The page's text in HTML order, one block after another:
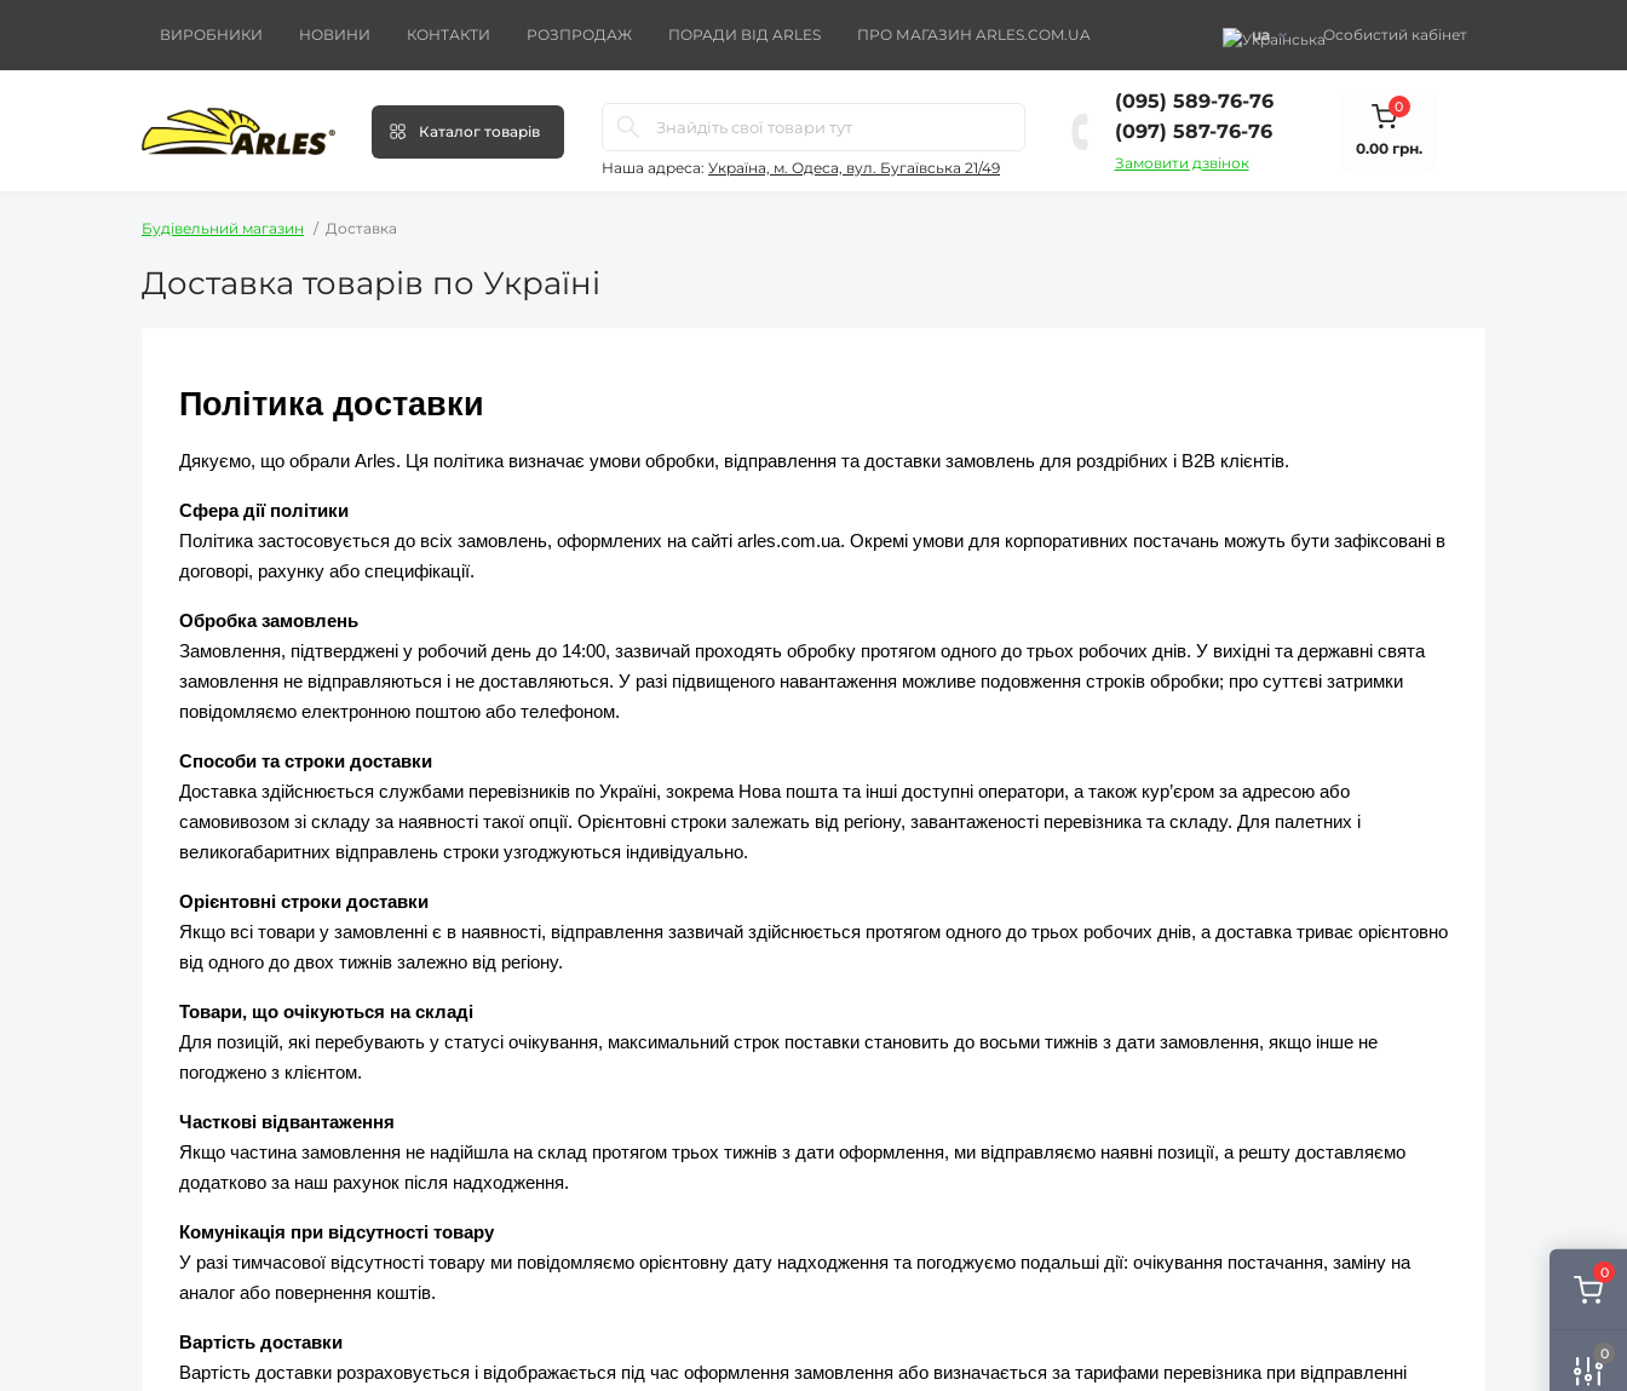
0
0
ВИРОБНИКИ НОВИНИ КОНТАКТИ РОЗПРОДАЖ ПОРАДИ ВІД ARLES ПРО МАГАЗИН ARLES.COM.UA ua Особистий кабінет
Каталог товарів
Наша адреса: Україна, м. Одеса, вул. Бугаївська 21/49
(095) 589-76-76
(097) 587-76-76
Замовити дзвінок
0
0.00 грн.
Будівельний магазин Доставка
Доставка товарів по Україні
Політика доставки
Дякуємо, що обрали Arles. Ця політика визначає умови обробки, відправлення та доставки замовлень для роздрібних і B2B клієнтів.
Сфера дії політики
Політика застосовується до всіх замовлень, оформлених на сайті arles.com.ua. Окремі умови для корпоративних постачань можуть бути зафіксовані в
договорі, рахунку або специфікації.
Обробка замовлень
Замовлення, підтверджені у робочий день до 14:00, зазвичай проходять обробку протягом одного до трьох робочих днів. У вихідні та державні свята
замовлення не відправляються і не доставляються. У разі підвищеного навантаження можливе подовження строків обробки; про суттєві затримки
повідомляємо електронною поштою або телефоном.
Способи та строки доставки
Доставка здійснюється службами перевізників по Україні, зокрема Нова пошта та інші доступні оператори, а також кур’єром за адресою або
самовивозом зі складу за наявності такої опції. Орієнтовні строки залежать від регіону, завантаженості перевізника та складу. Для палетних і
великогабаритних відправлень строки узгоджуються індивідуально.
Орієнтовні строки доставки
Якщо всі товари у замовленні є в наявності, відправлення зазвичай здійснюється протягом одного до трьох робочих днів, а доставка триває орієнтовно
від одного до двох тижнів залежно від регіону.
Товари, що очікуються на складі
Для позицій, які перебувають у статусі очікування, максимальний строк поставки становить до восьми тижнів з дати замовлення, якщо інше не
погоджено з клієнтом.
Часткові відвантаження
Якщо частина замовлення не надійшла на склад протягом трьох тижнів з дати оформлення, ми відправляємо наявні позиції, а решту доставляємо
додатково за наш рахунок після надходження.
Комунікація при відсутності товару
У разі тимчасової відсутності товару ми повідомляємо орієнтовну дату надходження та погоджуємо подальші дії: очікування постачання, заміну на
аналог або повернення коштів.
Вартість доставки
Вартість доставки розраховується і відображається під час оформлення замовлення або визначається за тарифами перевізника при відправленні